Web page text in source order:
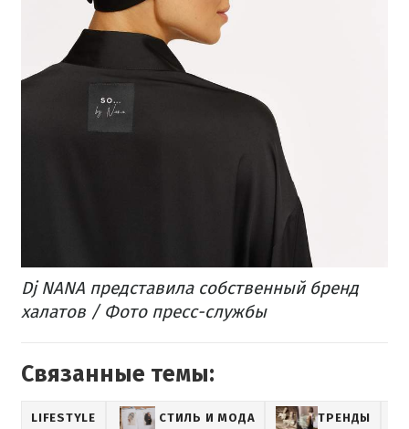
Dj NANA представила собственный бренд
халатов / Фото пресс-службы
Связанные темы:
LIFESTYLE СТИЛЬ И МОДА ТРЕНДЫ